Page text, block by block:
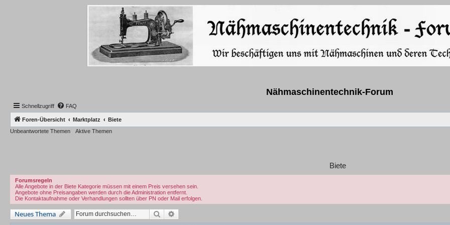
Nähmaschinentechnik-Forum
Schnellzugriff FAQ
Foren-Übersicht Marktplatz
Biete
Unbeantwortete Themen
Aktive Themen
Biete
Forumsregeln
Alle Angebote in der Biete Kategorie müssen mit einem Preis versehen sein.
Angebote ohne Preisangaben werden durch die Administration entfernt.
Die Kontaktaufnahme oder Verhandlungen sollten über PN oder Mail erfolgen.
Neues Thema Suche